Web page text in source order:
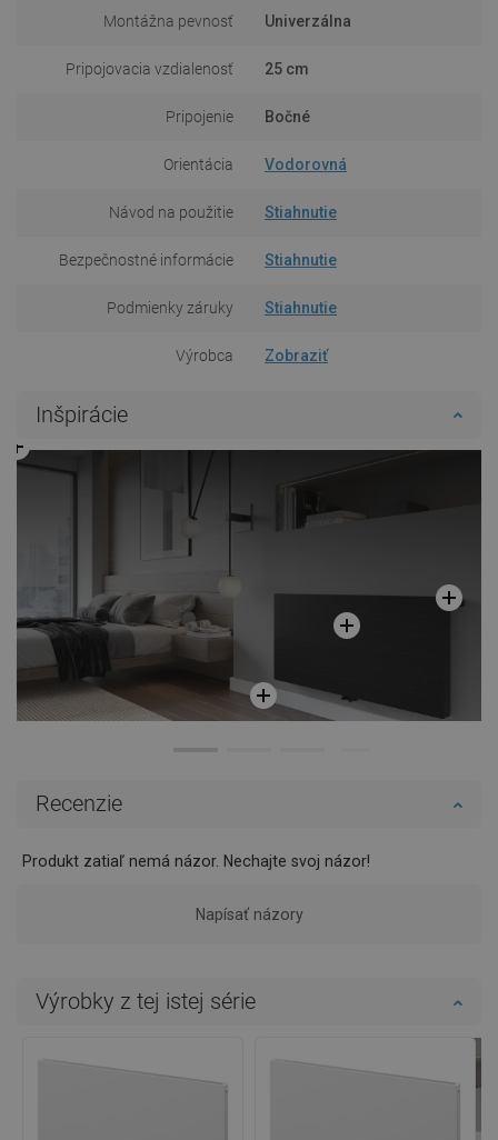
Montážna pevnosť Univerzálna
Pripojovacia vzdialenosť 25 cm
Pripojenie Bočné
Orientácia Vodorovná
Návod na použitie Stiahnutie
Bezpečnostné informácie Stiahnutie
Podmienky záruky Stiahnutie
Výrobca Zobraziť
Inšpirácie
Recenzie
Produkt zatiaľ nemá názor. Nechajte svoj názor!
Napísať názory
Výrobky z tej istej série